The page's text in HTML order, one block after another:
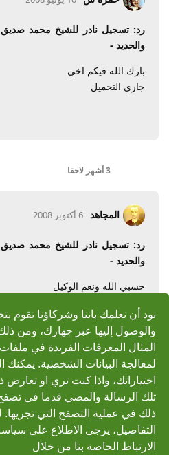
نود أن نعلمك باننا وشركاؤنا نقوم
والوصول إليها عبر جهازك، ومن
المثال المعرفات الفريدة في
لمعالجة البيانات الشخصية. يمكنك
اختياراتك، واذا كنت تري او
تلك الرسالة والمضي قدما فى تصفح
ذلك في عملية التصفح التي
التفاصيل، يرجى الاطلاع على
الارتباط الخاصة بنا من خلال
رد: تسجيل نادر للشيخ محمد صديق
والحديد -
بارك الله فيكم اخي
جاري التحميل
3 أشهر لاحقا
المجاهد 6 أكتوبر 2008
رد: تسجيل نادر للشيخ محمد صديق
والحديد -
حسبي الله ونعم الوكيل
الرابط غير موجود
اضف رد